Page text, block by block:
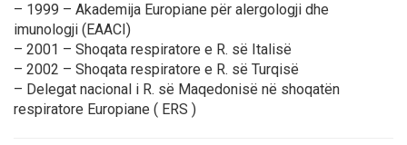
– 1999 – Akademija Europiane për alergologji dhe
imunologji (EAACI)
– 2001 – Shoqata respiratore e R. së Italisë
– 2002 – Shoqata respiratore e R. së Turqisë
– Delegat nacional i R. së Maqedonisë në shoqatën
respiratore Europiane ( ERS )